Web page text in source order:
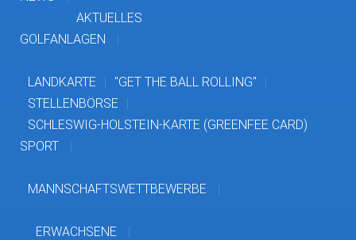
AKTUELLES
GOLFANLAGEN
LANDKARTE
"GET THE BALL ROLLING"
STELLENBÖRSE
SCHLESWIG-HOLSTEIN-KARTE (GREENFEE CARD)
SPORT
MANNSCHAFTSWETTBEWERBE
ERWACHSENE